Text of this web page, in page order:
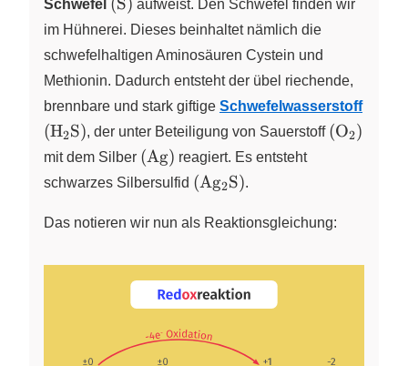
Schwefel
\ce{S}
aufweist. Den Schwefel finden wir
im Hühnerei. Dieses beinhaltet nämlich die
schwefelhaltigen Aminosäuren Cystein und
Methionin. Dadurch entsteht der übel riechende,
brennbare und stark giftige Schwefelwasserstoff
\left(
\ce{H2S}
(HX
2S), der unter Beteiligung von Sauerstoff \left(
(OX
2)
mit dem Silber \left(
\ce{Ag}
(Ag) reagiert. Es entsteht
schwarzes Silbersulfid \left(
\right)
(AgX
2S).
Das notieren wir nun als Reaktionsgleichung: